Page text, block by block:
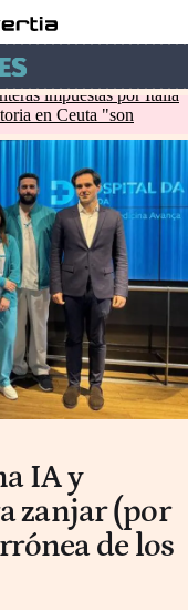
impuestas por Italia
en Ceuta "son
IA y
zanjar (por
de los